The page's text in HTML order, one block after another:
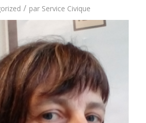
/ par Service Civique